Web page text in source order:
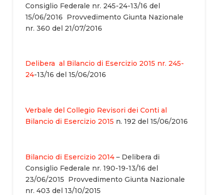
Consiglio Federale nr. 245-24-13/16 del
15/06/2016 Provvedimento Giunta Nazionale
nr. 360 del 21/07/2016
Delibera al Bilancio di Esercizio 2015 nr. 245-
24-13/16 del 15/06/2016
Verbale del Collegio Revisori dei Conti al
Bilancio di Esercizio 2015 n. 192 del 15/06/2016
Bilancio di Esercizio 2014 – Delibera di
Consiglio Federale nr. 190-19-13/16 del
23/06/2015 Provvedimento Giunta Nazionale
nr. 403 del 13/10/2015